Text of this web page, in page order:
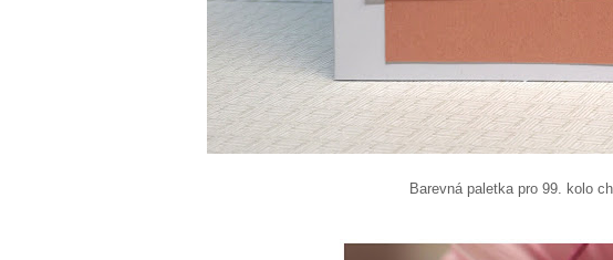
Barevná paletka pro 99. kolo challenge